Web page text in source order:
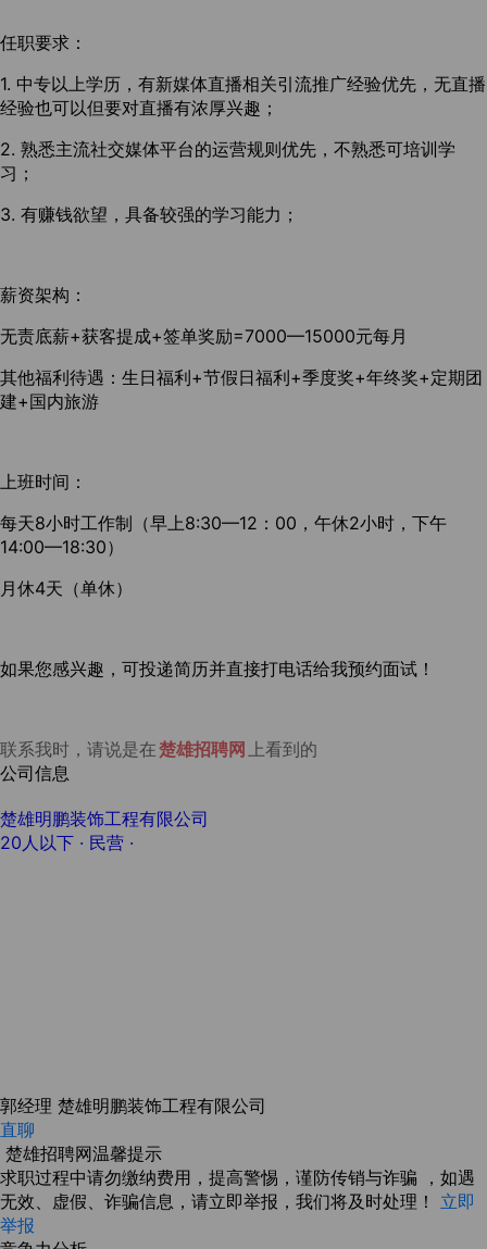
任职要求：
1. 中专以上学历，有新媒体直播相关引流推广经验优先，无直播
经验也可以但要对直播有浓厚兴趣；
2. 熟悉主流社交媒体平台的运营规则优先，不熟悉可培训学
习；
3. 有赚钱欲望，具备较强的学习能力；
薪资架构：
无责底薪+获客提成+签单奖励=7000—15000元每月
其他福利待遇：生日福利+节假日福利+季度奖+年终奖+定期团
建+国内旅游
上班时间：
每天8小时工作制（早上8:30—12：00，午休2小时，下午
14:00—18:30）
月休4天（单休）
如果您感兴趣，可投递简历并直接打电话给我预约面试！
联系我时，请说是在楚雄招聘网 上看到的
公司信息
楚雄明鹏装饰工程有限公司
20人以下 · 民营 ·
郭经理 楚雄明鹏装饰工程有限公司
直聊
楚雄招聘网温馨提示
求职过程中请勿缴纳费用，提高警惕，谨防传销与诈骗 ，如遇
无效、虚假、诈骗信息，请立即举报，我们将及时处理！ 立即
举报